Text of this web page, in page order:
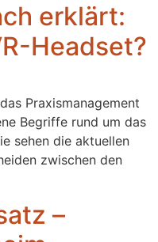
erklärt:
Headset?
Praxismanagement
Begriffe rund um das
sehen die aktuellen
zwischen den
–